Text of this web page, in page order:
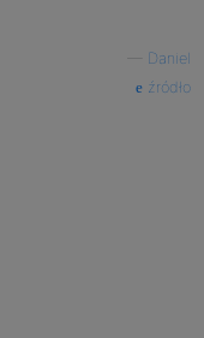
Daniel
źródło